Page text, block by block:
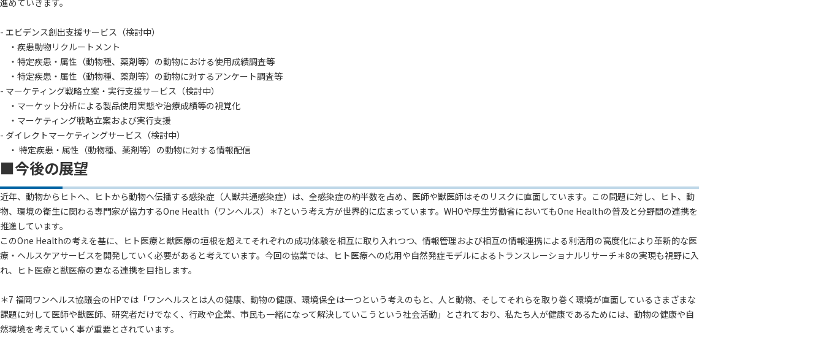
進めていきます。
- エビデンス創出支援サービス（検討中）
・疾患動物リクルートメント
・特定疾患・属性（動物種、薬剤等）の動物における使用成績調査等
・特定疾患・属性（動物種、薬剤等）の動物に対するアンケート調査等
- マーケティング戦略立案・実行支援サービス（検討中）
・マーケット分析による製品使用実態や治療成績等の視覚化
・マーケティング戦略立案および実行支援
- ダイレクトマーケティングサービス（検討中）
・ 特定疾患・属性（動物種、薬剤等）の動物に対する情報配信
■今後の展望
近年、動物からヒトへ、ヒトから動物へ伝播する感染症（人獣共通感染症）は、全感染症の約半数を占め、医師や獣医師はそのリスクに直面しています。この問題に対し、ヒト、動
物、環境の衛生に関わる専門家が協力するOne Health（ワンヘルス）＊7という考え方が世界的に広まっています。WHOや厚生労働省においてもOne Healthの普及と分野間の連携を
推進しています。
このOne Healthの考えを基に、ヒト医療と獣医療の垣根を超えてそれぞれの成功体験を相互に取り入れつつ、情報管理および相互の情報連携による利活用の高度化により革新的な医
療・ヘルスケアサービスを開発していく必要があると考えています。今回の協業では、ヒト医療への応用や自然発症モデルによるトランスレーショナルリサーチ＊8の実現も視野に入
れ、ヒト医療と獣医療の更なる連携を目指します。
＊7 福岡ワンヘルス協議会のHPでは「ワンヘルスとは人の健康、動物の健康、環境保全は一つという考えのもと、人と動物、そしてそれらを取り巻く環境が直面しているさまざまな
課題に対して医師や獣医師、研究者だけでなく、行政や企業、市民も一緒になって解決していこうという社会活動」とされており、私たち人が健康であるためには、動物の健康や自
然環境を考えていく事が重要とされています。